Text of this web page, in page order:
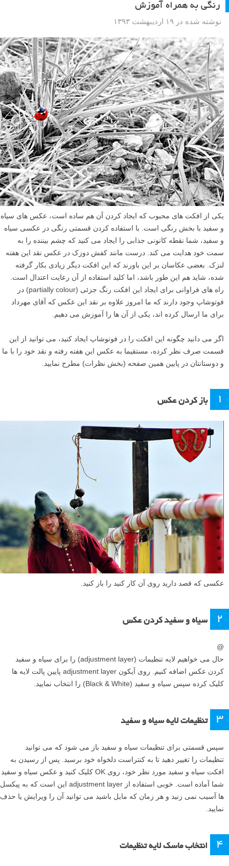
رنگی به همراه آموزش
نوشته شده در ۱۹ اردیبهشت ۱۳۹۳
یکی از افکت های محبوب که ایجاد کردن آن هم ساده است، عکس های سیاه
و سفید با بخش رنگی است. با استفاده کردن قسمتی رنگی در عکسی سیاه
و سفید، شما نقطه کانونی جذابی را ایجاد می کنید که چشم بیننده را به
سمت خود هدایت می کند. درست مانند کفش دوزک در عکس نقد این هفته
لنزک. بعضی عکاسان بر این باورند که این افکت دیگر زیادی بکار گرفته
شده، شاید هم این طور باشد، اما کلید استفاده از آن رعایت اعتدال است.
راه های فراوانی برای ایجاد این افکت رنگ جزئی (partially colour) در
فوتوشاپ وجود دارند که ما امروز علاوه بر نقد این عکس که آقای مهرداد
برای ما ارسال کرده اند، یکی از آن ها را آموزش می دهیم.
اگر می دانید چگونه این افکت را در فوتوشاپ ایجاد کنید، می توانید از این
قسمت صرف نظر کرده، مستقیما به عکس این هفته رفته و نقد خود را با ما
و دوستانتان در پایین همین صفحه (بخش نظرات) مطرح نمایید.
۱ باز کردن عکس
عکسی که قصد دارید روی آن کار کنید را باز کنید.
۲ سیاه و سفید کردن عکس
@
حال می خواهیم لایه تنظیمات (adjustment layer) را برای سیاه و سفید
کردن عکس اضافه کنیم. روی آیکون adjustment layer پایین پالت لایه ها
کلیک کرده سپس سیاه و سفید (Black & White) را انتخاب نمایید.
۳ تنظیمات لایه سیاه و سفید
سپس قسمتی برای تنظیمات سیاه و سفید باز می شود که می توانید
تنظیمات را تغییر دهید تا به کنتراست دلخواه خود برسید. پس از رسیدن به
افکت سیاه و سفید مورد نظر خود، روی OK کلیک کنید و عکس سیاه و سفید
شما آماده است. خوبی استفاده از adjustment layer این است که به پیکسل
ها آسیب نمی زنید و هر زمان که مایل باشید می توانید آن را ویرایش یا حذف
نمایید.
۴ انتخاب ماسک لایه تنظیمات